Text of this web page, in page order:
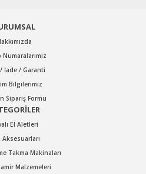
TAKMA TABANCASI
/ İade / Garanti
Bilgilerimiz
Sipariş Formu
El Aletleri
Takma Makinaları
Malzemeleri